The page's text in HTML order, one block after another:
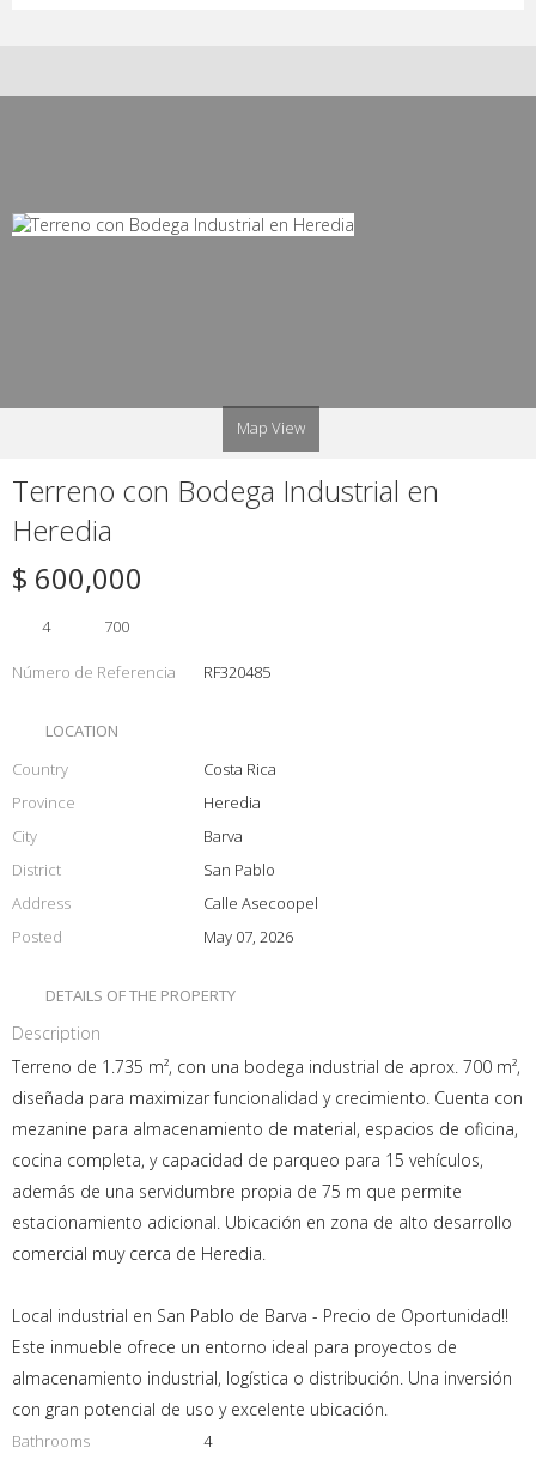
Map View
Terreno con Bodega Industrial en
Heredia
$ 600,000
4 700
Número de Referencia RF320485
LOCATION
Country
Costa Rica
Province
Heredia
City
Barva
District
San Pablo
Address
Calle Asecoopel
Posted
May 07, 2026
DETAILS OF THE PROPERTY
Description
Terreno de 1.735 m², con una bodega industrial de aprox. 700 m²,
diseñada para maximizar funcionalidad y crecimiento. Cuenta con
mezanine para almacenamiento de material, espacios de oficina,
cocina completa, y capacidad de parqueo para 15 vehículos,
además de una servidumbre propia de 75 m que permite
estacionamiento adicional. Ubicación en zona de alto desarrollo
comercial muy cerca de Heredia.
Local industrial en San Pablo de Barva - Precio de Oportunidad!!
Este inmueble ofrece un entorno ideal para proyectos de
almacenamiento industrial, logística o distribución. Una inversión
con gran potencial de uso y excelente ubicación.
Bathrooms
4